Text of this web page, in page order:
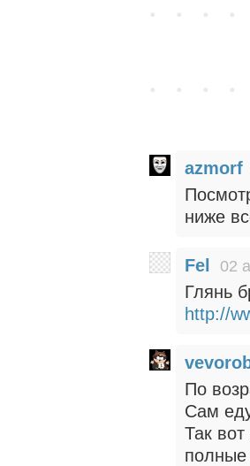
azmorf
ниже
Fel 02
Глянь
http://
По
Сам
Так
полные